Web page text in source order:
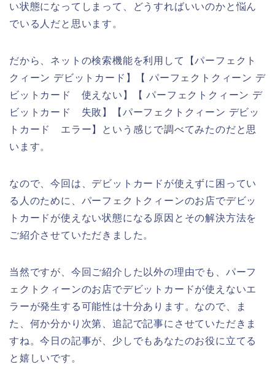
い状態になってしまって、どうすればいいのかと悩ん
でいる人だと思います。
だから、ネットの検索機能を利用して【パーフェクト
クィーン デビットカード】【 パーフェクトクィーン デ
ビットカード 使えない】【 パーフェクトクィーン デ
ビットカード 失敗】【パーフェクトクィーン デビッ
トカード エラー】という感じで調べてみたのだと思
います。
なので、今回は、デビットカードが使えずに困ってい
る人のために、パーフェクトクィーンのお店でデビッ
トカードが使えない状態になる原因とその解決方法を
ご紹介させていただきました。
当然ですが、今回ご紹介した以外の理由でも、パーフ
ェクトクィーンのお店でデビットカードが使えないエ
ラーが発生する可能性は十分あります。なので、ま
た、何か分かり次第、追記で記事にさせていただきま
すね。今日の記事が、少しでもあなたのお役に立てる
と嬉しいです。